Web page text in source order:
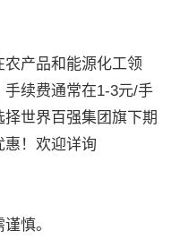
产品和能源化工领
续费通常在1-3元/手
世界百强集团旗下期
惠！欢迎详询
慎。